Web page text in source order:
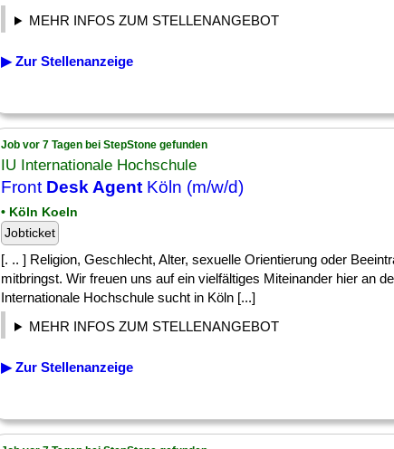
MEHR INFOS ZUM STELLENANGEBOT
▶ Zur Stellenanzeige
Job vor 7 Tagen bei StepStone gefunden
IU Internationale Hochschule
Front Desk Agent Köln (m/w/d)
• Köln Koeln
Jobticket
[. .. ] Religion, Geschlecht, Alter, sexuelle Orientierung oder
mitbringst. Wir freuen uns auf ein vielfältiges Miteinander hier an
Internationale Hochschule sucht in Köln [...]
MEHR INFOS ZUM STELLENANGEBOT
▶ Zur Stellenanzeige